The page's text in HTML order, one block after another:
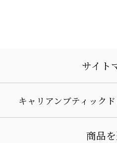
サイト
キャリアンブティック
商品